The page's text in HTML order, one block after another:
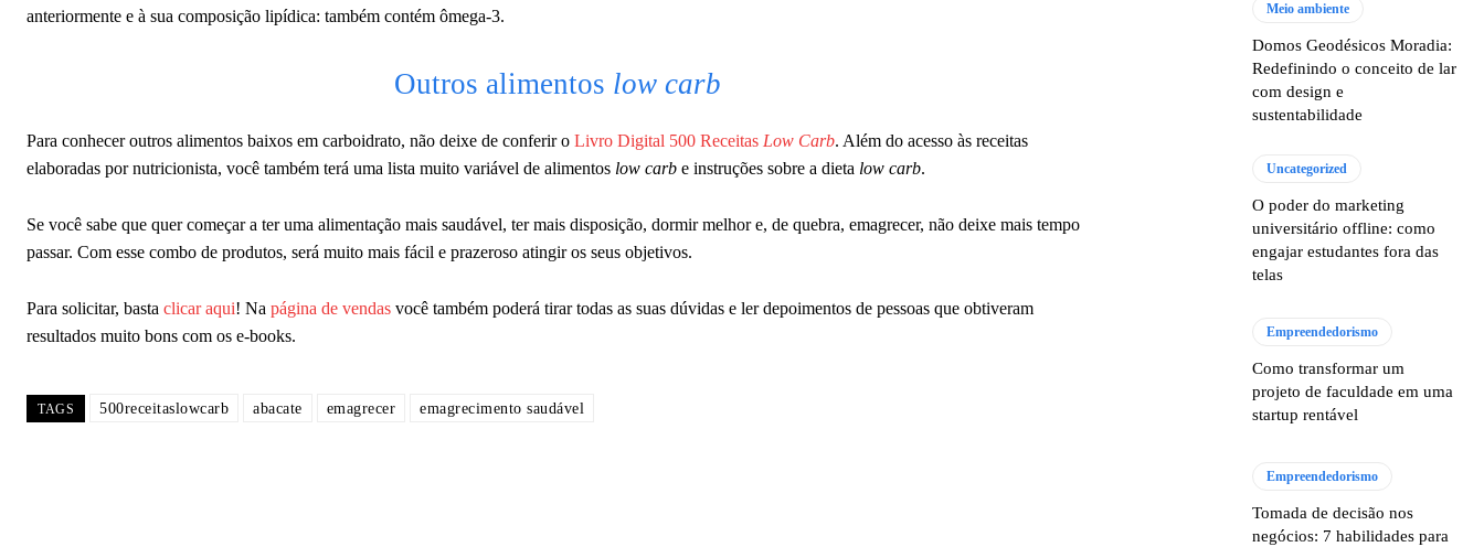
anteriormente e à sua composição lipídica: também contém ômega-3.
Outros alimentos low carb
Para conhecer outros alimentos baixos em carboidrato, não deixe de conferir o Livro Digital 500 Receitas Low Carb. Além do acesso às receitas
elaboradas por nutricionista, você também terá uma lista muito variável de alimentos low carb e instruções sobre a dieta low carb.
Se você sabe que quer começar a ter uma alimentação mais saudável, ter mais disposição, dormir melhor e, de quebra, emagrecer, não deixe mais tempo
passar. Com esse combo de produtos, será muito mais fácil e prazeroso atingir os seus objetivos.
Para solicitar, basta clicar aqui! Na página de vendas você também poderá tirar todas as suas dúvidas e ler depoimentos de pessoas que obtiveram
resultados muito bons com os e-books.
TAGS 500receitaslowcarb abacate emagrecer emagrecimento saudável
Meio ambiente
Domos Geodésicos Moradia:
Redefinindo o conceito de lar
com design e
sustentabilidade
Uncategorized
O poder do marketing
universitário offline: como
engajar estudantes fora das
telas
Empreendedorismo
Como transformar um
projeto de faculdade em uma
startup rentável
Empreendedorismo
Tomada de decisão nos
negócios: 7 habilidades para